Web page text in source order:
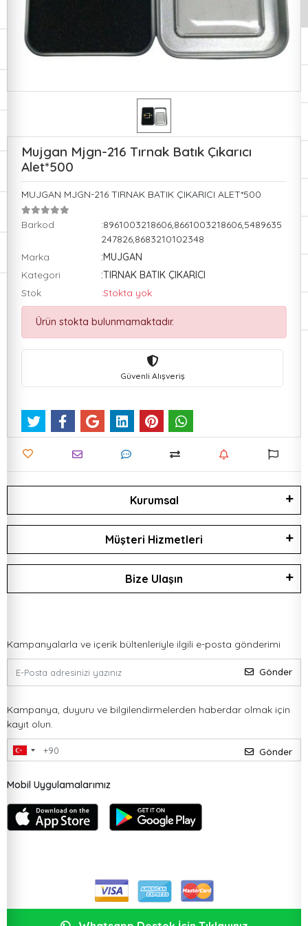
Mujgan Mjgn-216 Tırnak Batık Çıkarıcı
Alet*500
MUJGAN MJGN-216 TIRNAK BATIK ÇIKARICI ALET*500
Barkod
:8961003218606,8661003218606,5489635
247826,8683210102348
Marka
:MUJGAN
Kategori
:TIRNAK BATIK ÇIKARICI
Stok
:Stokta yok
Ürün stokta bulunmamaktadır.
Güvenli Alışveriş
Kurumsal
Müşteri Hizmetleri
Bize Ulaşın
Kampanyalarla ve içerik bültenleriyle ilgili e-posta gönderimi
Gönder
Kampanya, duyuru ve bilgilendirmelerden haberdar olmak için
kayıt olun.
Gönder
Mobil Uygulamalarımız